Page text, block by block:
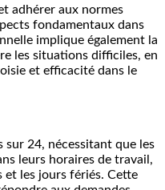
adhérer aux normes
fondamentaux dans
implique également la
les situations difficiles, en
et efficacité dans le
sur 24, nécessitant que les
leurs horaires de travail,
et les jours fériés. Cette